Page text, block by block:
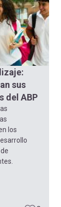
sus
del ABP
los